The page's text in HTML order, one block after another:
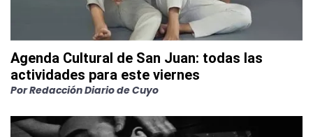
Agenda Cultural de San Juan: todas las
actividades para este viernes
PorRedacción Diario de Cuyo